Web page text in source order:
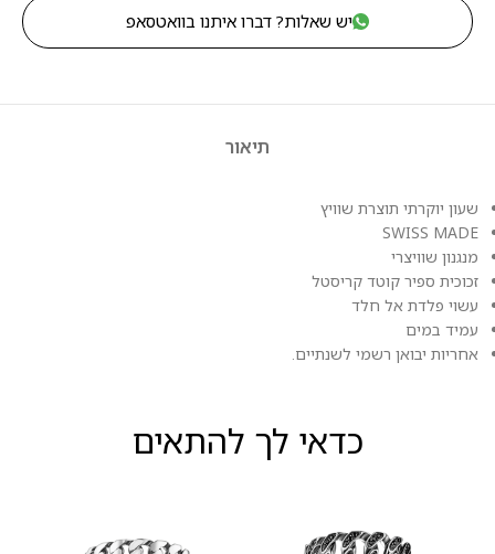
יש שאלות? דברו איתנו בוואטסאפ
תיאור
שעון יוקרתי תוצרת שוויץ
SWISS MADE
מנגנון שוויצרי
זכוכית ספיר קוטד קריסטל
עשוי פלדת אל חלד
עמיד במים
אחריות יבואן רשמי לשנתיים.
כדאי לך להתאים